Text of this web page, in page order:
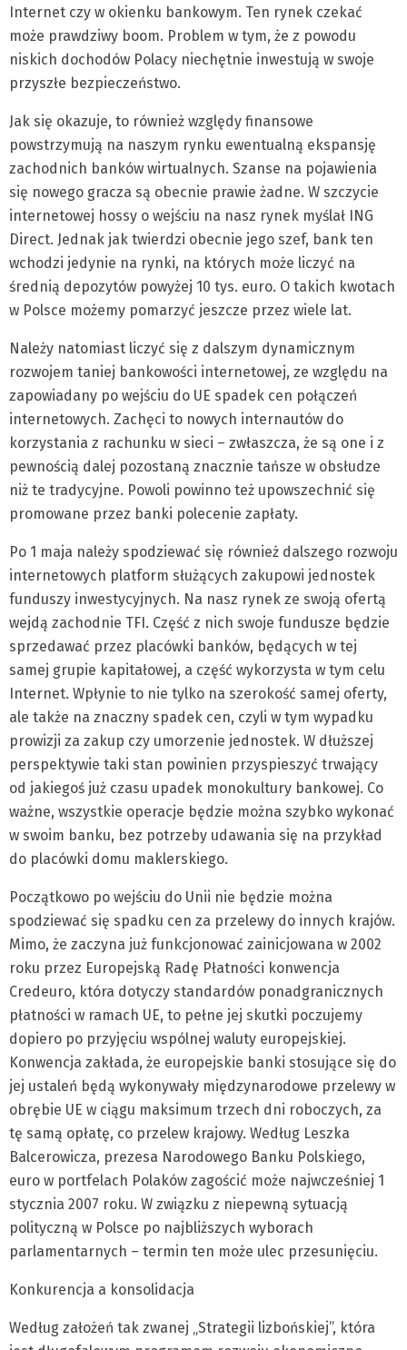
Internet czy w okienku bankowym. Ten rynek czekać
może prawdziwy boom. Problem w tym, że z powodu
niskich dochodów Polacy niechętnie inwestują w swoje
przyszłe bezpieczeństwo.
Jak się okazuje, to również względy finansowe
powstrzymują na naszym rynku ewentualną ekspansję
zachodnich banków wirtualnych. Szanse na pojawienia
się nowego gracza są obecnie prawie żadne. W szczycie
internetowej hossy o wejściu na nasz rynek myślał ING
Direct. Jednak jak twierdzi obecnie jego szef, bank ten
wchodzi jedynie na rynki, na których może liczyć na
średnią depozytów powyżej 10 tys. euro. O takich kwotach
w Polsce możemy pomarzyć jeszcze przez wiele lat.
Należy natomiast liczyć się z dalszym dynamicznym
rozwojem taniej bankowości internetowej, ze względu na
zapowiadany po wejściu do UE spadek cen połączeń
internetowych. Zachęci to nowych internautów do
korzystania z rachunku w sieci – zwłaszcza, że są one i z
pewnością dalej pozostaną znacznie tańsze w obsłudze
niż te tradycyjne. Powoli powinno też upowszechnić się
promowane przez banki polecenie zapłaty.
Po 1 maja należy spodziewać się również dalszego rozwoju
internetowych platform służących zakupowi jednostek
funduszy inwestycyjnych. Na nasz rynek ze swoją ofertą
wejdą zachodnie TFI. Część z nich swoje fundusze będzie
sprzedawać przez placówki banków, będących w tej
samej grupie kapitałowej, a część wykorzysta w tym celu
Internet. Wpłynie to nie tylko na szerokość samej oferty,
ale także na znaczny spadek cen, czyli w tym wypadku
prowizji za zakup czy umorzenie jednostek. W dłuższej
perspektywie taki stan powinien przyspieszyć trwający
od jakiegoś już czasu upadek monokultury bankowej. Co
ważne, wszystkie operacje będzie można szybko wykonać
w swoim banku, bez potrzeby udawania się na przykład
do placówki domu maklerskiego.
Początkowo po wejściu do Unii nie będzie można
spodziewać się spadku cen za przelewy do innych krajów.
Mimo, że zaczyna już funkcjonować zainicjowana w 2002
roku przez Europejską Radę Płatności konwencja
Credeuro, która dotyczy standardów ponadgranicznych
płatności w ramach UE, to pełne jej skutki poczujemy
dopiero po przyjęciu wspólnej waluty europejskiej.
Konwencja zakłada, że europejskie banki stosujące się do
jej ustaleń będą wykonywały międzynarodowe przelewy w
obrębie UE w ciągu maksimum trzech dni roboczych, za
tę samą opłatę, co przelew krajowy. Według Leszka
Balcerowicza, prezesa Narodowego Banku Polskiego,
euro w portfelach Polaków zagościć może najwcześniej 1
stycznia 2007 roku. W związku z niepewną sytuacją
polityczną w Polsce po najbliższych wyborach
parlamentarnych – termin ten może ulec przesunięciu.
Konkurencja a konsolidacja
Według założeń tak zwanej „Strategii lizbońskiej”, która